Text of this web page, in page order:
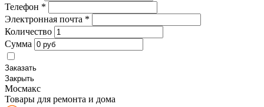
Телефон *
Электронная почта *
Количество
Сумма
Заказать
Закрыть
Мосмакс
Товары для ремонта и дома